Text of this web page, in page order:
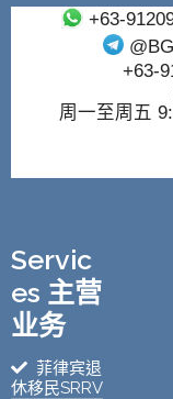
+63-
+63-
周一至周五
Servic
es 主营
业务
菲律宾退
休移民SRRV